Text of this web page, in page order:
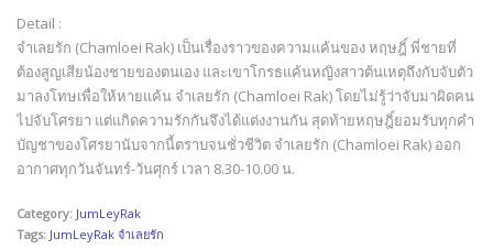
Detail :
จำเลยรัก (Chamloei Rak) เป็นเรื่องราวของความแค้นของ หฤษฎิ์ พี่ชายที่
ต้องสูญเสียน้องชายของตนเอง และเขาโกรธแค้นหญิงสาวต้นเหตุถึงกับจับตัว
มาลงโทษเพื่อให้หายแค้น จำเลยรัก (Chamloei Rak) โดยไม่รู้ว่าจับมาผิดคน
ไปจับโศรยา แต่แกิดความรักกันจึงได้แต่งงานกัน สุดท้ายหฤษฎิ์ยอมรับทุกคำ
บัญชาของโศรยานับจากนี้ตราบจนชั่วชีวิต จำเลยรัก (Chamloei Rak) ออก
อากาศทุกวันจันทร์-วันศุกร์ เวลา 8.30-10.00 น.
Category: JumLeyRak
Tags: JumLeyRak จำเลยรัก